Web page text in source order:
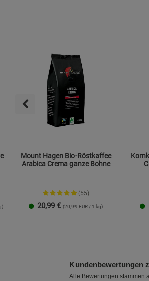
Mount Hagen Bio-Röstkaffee
Arabica Crema ganze Bohne
(55)
20,99 € (20,99 EUR / 1 kg)
Kundenbewertungen
Alle Bewertungen stammen